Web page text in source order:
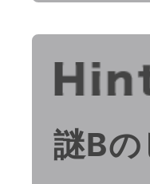
謎Bの